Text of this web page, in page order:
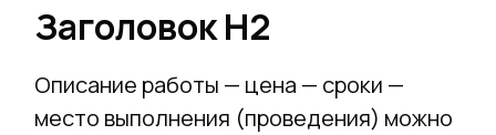
Заголовок Н2
Описание работы — цена — сроки —
место выполнения (проведения) можно